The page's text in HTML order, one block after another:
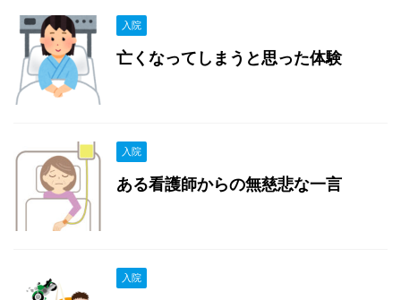
入院
亡くなってしまうと思った体験
入院
ある看護師からの無慈悲な一言
入院